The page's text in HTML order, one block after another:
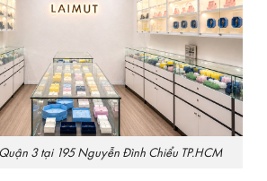
3 tại 195 Nguyễn Đình Chiểu TP.HCM